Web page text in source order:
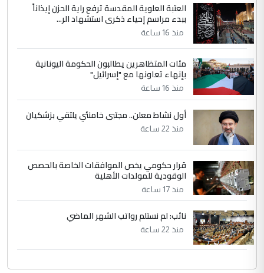
العتبة العلوية المقدسة ترفع راية الحزن إيذاناً
ببدء مراسم إحياء ذكرى استشهاد الر...
منذ 16 ساعة
مئات المتظاهرين يطالبون الحكومة اليونانية
بإنهاء تعاونها مع "إسرائيل"
منذ 16 ساعة
أول نشاط معلن.. مجتبى خامنئي يلتقي بزشكيان
منذ 22 ساعة
قرار حكومي يخص الموافقات الخاصة بالحصص
الوقودية للمولدات الأهلية
منذ 17 ساعة
نائب: لم نستلم رواتب الشهر الماضي
منذ 22 ساعة